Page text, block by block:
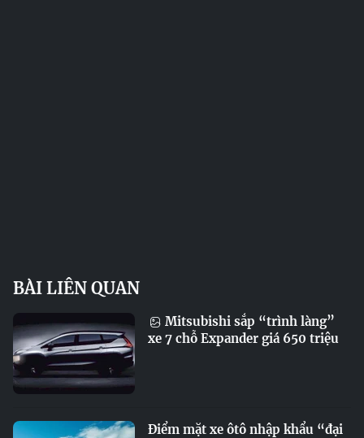
BÀI LIÊN QUAN
Mitsubishi sắp “trình làng”
xe 7 chỗ Expander giá 650 triệu
Điểm mặt xe ôtô nhập khẩu “đại